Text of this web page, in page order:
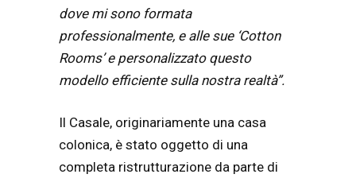
dove mi sono formata
professionalmente, e alle sue ‘Cotton
Rooms’ e personalizzato questo
modello efficiente sulla nostra realtà”.
Il Casale, originariamente una casa
colonica, è stato oggetto di una
completa ristrutturazione da parte di